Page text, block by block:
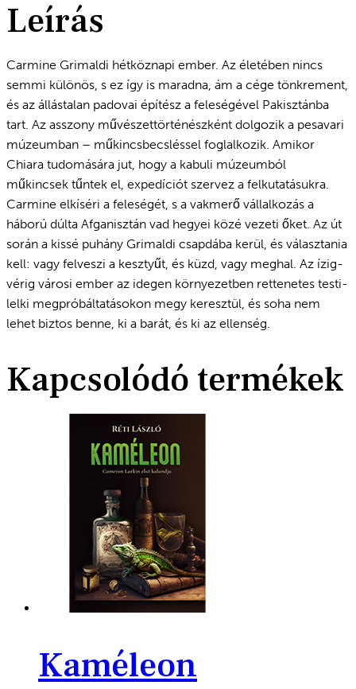
Leírás
Carmine Grimaldi hétköznapi ember. Az életében nincs
semmi különös, s ez így is maradna, ám a cége tönkrement,
és az állástalan padovai építész a feleségével Pakisztánba
tart. Az asszony művészettörténészként dolgozik a pesavari
múzeumban – műkincsbecsléssel foglalkozik. Amikor
Chiara tudomására jut, hogy a kabuli múzeumból
műkincsek tűntek el, expedíciót szervez a felkutatásukra.
Carmine elkíséri a feleségét, s a vakmerő vállalkozás a
háború dúlta Afganisztán vad hegyei közé vezeti őket. Az út
során a kissé puhány Grimaldi csapdába kerül, és választania
kell: vagy felveszi a kesztyűt, és küzd, vagy meghal. Az ízig-
vérig városi ember az idegen környezetben rettenetes testi-
lelki megpróbáltatásokon megy keresztül, és soha nem
lehet biztos benne, ki a barát, és ki az ellenség.
Kapcsolódó termékek
Kaméleon